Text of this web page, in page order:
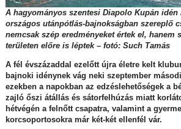
A hagyományos szentesi Diapolo Kupán idén
országos utánpótlás-bajnokságban szereplő
nemcsak szép eredményeket értek el, hanem
területen előre is léptek – fotó: Such Tamás
A fél évszázaddal ezelőtt újra életre kelt
bajnoki idénynek vág neki szeptember
ezekben a napokban az edzéslehetőségek a
zajló őszi átállás és sátorfelhúzás miatt
hétvégén a felnőtt csapatra, valamint a
korcsoportosokra már két-két ellenfél vár.